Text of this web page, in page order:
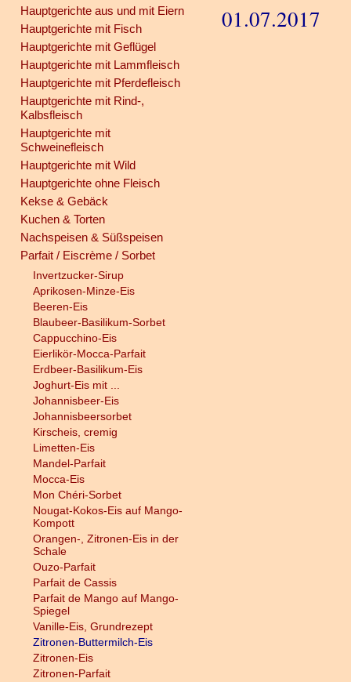
Hauptgerichte aus und mit Eiern
Hauptgerichte mit Fisch
Hauptgerichte mit Geflügel
Hauptgerichte mit Lammfleisch
Hauptgerichte mit Pferdefleisch
Hauptgerichte mit Rind-,
Kalbsfleisch
Hauptgerichte mit
Schweinefleisch
Hauptgerichte mit Wild
Hauptgerichte ohne Fleisch
Kekse & Gebäck
Kuchen & Torten
Nachspeisen & Süßspeisen
Parfait / Eiscrème / Sorbet
Invertzucker-Sirup
Aprikosen-Minze-Eis
Beeren-Eis
Blaubeer-Basilikum-Sorbet
Cappucchino-Eis
Eierlikör-Mocca-Parfait
Erdbeer-Basilikum-Eis
Joghurt-Eis mit ...
Johannisbeer-Eis
Johannisbeersorbet
Kirscheis, cremig
Limetten-Eis
Mandel-Parfait
Mocca-Eis
Mon Chéri-Sorbet
Nougat-Kokos-Eis auf Mango-
Kompott
Orangen-, Zitronen-Eis in der
Schale
Ouzo-Parfait
Parfait de Cassis
Parfait de Mango auf Mango-
Spiegel
Vanille-Eis, Grundrezept
Zitronen-Buttermilch-Eis
Zitronen-Eis
Zitronen-Parfait
01.07.2017